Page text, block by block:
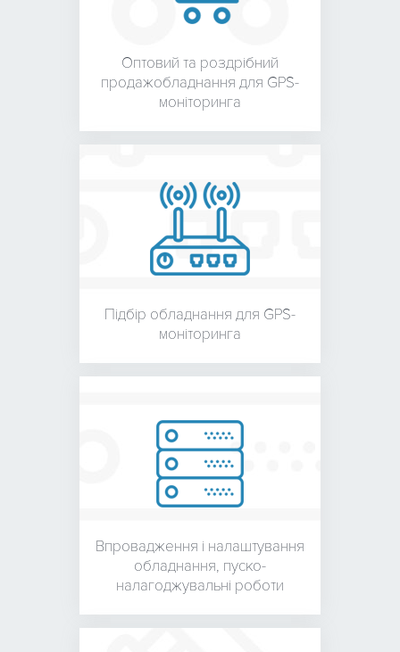
Оптовий та роздрібний
продажобладнання для GPS-
моніторинга
Підбір обладнання для GPS-
моніторинга
Впровадження і налаштування
обладнання, пуско-
налагоджувальні роботи